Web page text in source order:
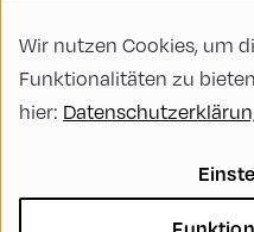
FAQs
Code of Conduct
Nachhaltigkeit
Wir nutzen Cookies, um
Funktionalitäten zu
hier: